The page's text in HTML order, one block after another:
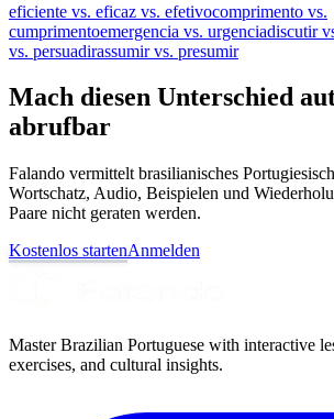
eficiente vs. eficaz vs. efetivocomprimento vs.
cumprimentoemergencia vs. urgenciadiscutir
vs. persuadirassumir vs. presumir
Mach diesen Unterschied
abrufbar
Falando vermittelt brasilianisches
Wortschatz, Audio, Beispielen und
Paare nicht geraten werden.
Kostenlos startenAnmelden
Master Brazilian Portuguese with interactive
exercises, and cultural insights.